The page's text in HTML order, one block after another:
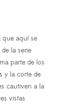
que aquí se
la serie
parte de los
y la corte de
cautiven a la
vistas